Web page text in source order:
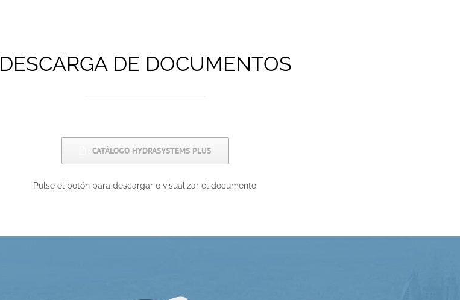
DESCARGA DE DOCUMENTOS
CATÁLOGO HYDRASYSTEMS PLUS
Pulse el botón para descargar o visualizar el documento.